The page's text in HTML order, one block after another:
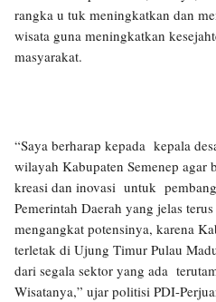
rangka u tuk meningkatkan dan
wisata guna meningkatkan
masyarakat.
“Saya berharap kepada kepala
wilayah Kabupaten Semenep agar
kreasi dan inovasi untuk
Pemerintah Daerah yang jelas
mengangkat potensinya, karena
terletak di Ujung Timur Pulau
dari segala sektor yang ada
Wisatanya,” ujar politisi PDI-